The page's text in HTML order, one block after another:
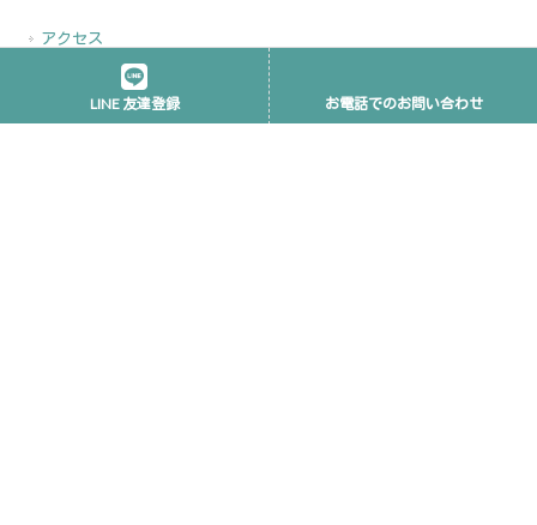
アクセス
駐車場のご案内
LINE 友達登録 お電話でのお問い合わせ